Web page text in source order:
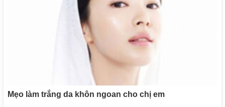
Mẹo làm trắng da khôn ngoan cho chị em